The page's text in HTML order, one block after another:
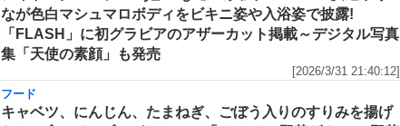
なが色白マシュマロボディをビキニ姿や入浴姿で披露!
「FLASH」に初グラビアのアザーカット掲載～デジタル写真
集「天使の素顔」も発売
[2026/3/31 21:40:12]
フード
キャベツ、にんじん、たまねぎ、ごぼう入りのすりみを揚げ